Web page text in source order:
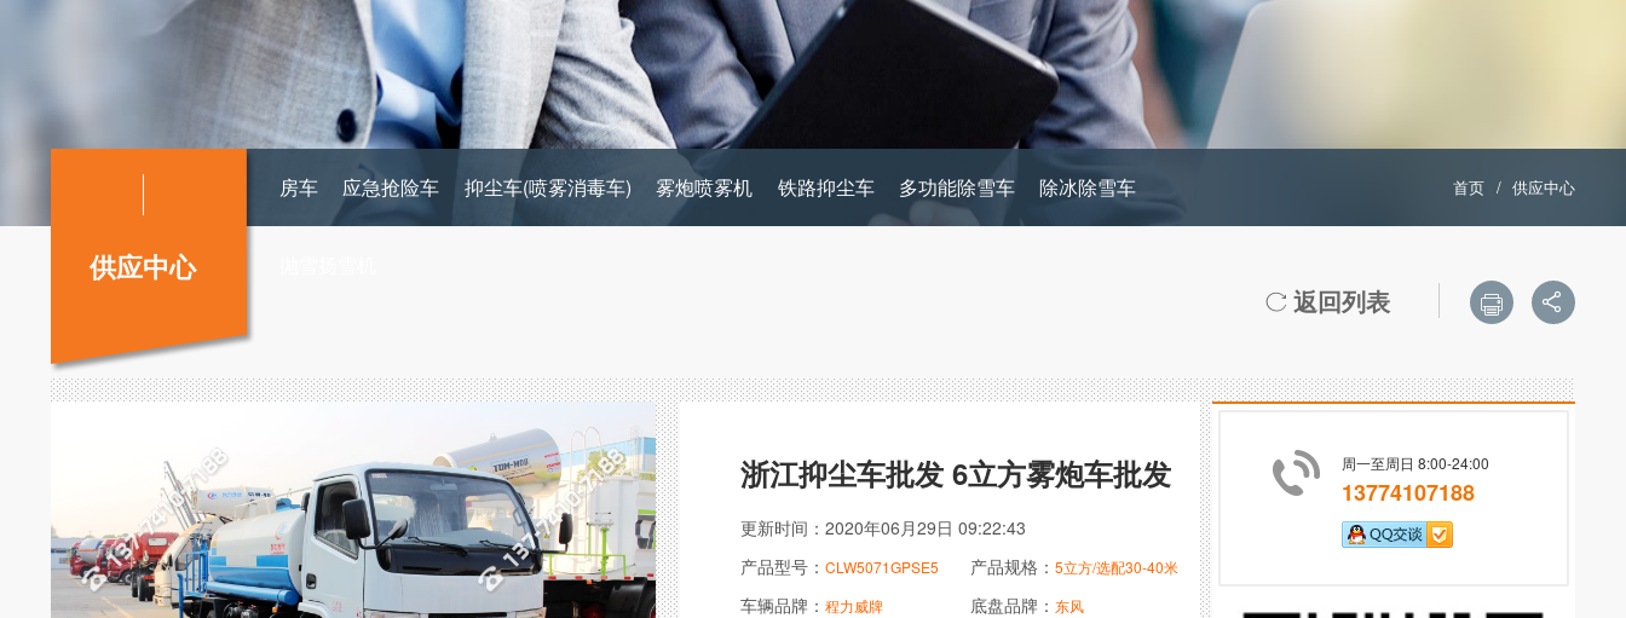
供应中心
房车 应急抢险车 抑尘车(喷雾消毒车) 雾炮喷雾机 铁路抑尘车 多功能除雪车 除冰除雪车 首页 / 供应中心
 返回列表  
浙江抑尘车批发 6立方雾炮车批发
更新时间：2020年06月29日 09:22:43
产品型号： CLW5071GPSE5 产品规格： 5立方/选配30-40米
车辆品牌： 程力威牌 底盘品牌： 东风
周一至周日 8:00-24:00
13774107188